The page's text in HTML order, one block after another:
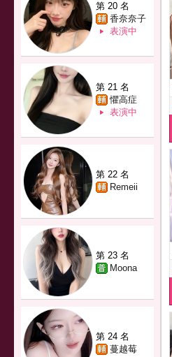
第 20 名
香奈奈子
表演中
第 21 名
懼高症
表演中
第 22 名
Remeii
第 23 名
Moona
第 24 名
蔓越莓